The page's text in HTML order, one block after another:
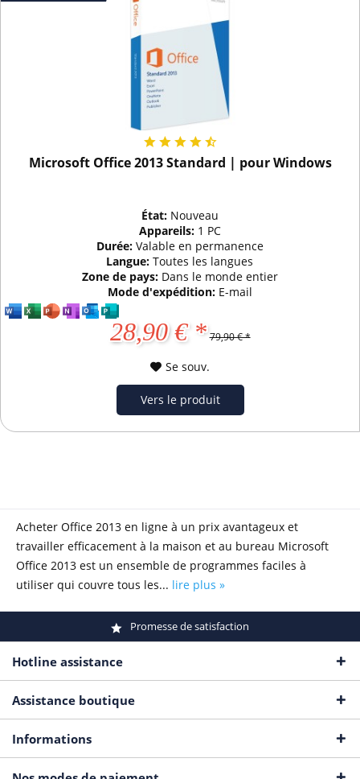
Microsoft Office 2013 Standard | pour Windows
État: Nouveau
Appareils: 1 PC
Durée: Valable en permanence
Langue:Toutes les langues
Zone de pays: Dans le monde entier
Mode d'expédition: E-mail
28,90 € * 79,90 € *
Se souv.
Vers le produit
Acheter Office 2013 en ligne à un prix avantageux et
travailler efficacement à la maison et au bureau Microsoft
Office 2013 est un ensemble de programmes faciles à
utiliser qui couvre tous les... lire plus »
Promesse de satisfaction
Hotline assistance
Assistance boutique
Informations